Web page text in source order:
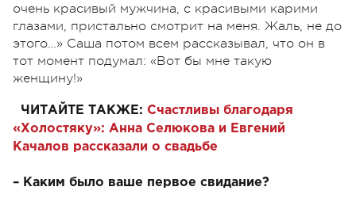
очень красивый мужчина, с красивыми карими
глазами, пристально смотрит на меня. Жаль, не до
этого…» Саша потом всем рассказывал, что он в
тот момент подумал: «Вот бы мне такую
женщину!»
ЧИТАЙТЕ ТАКЖЕ: Счастливы благодаря
«Холостяку»: Анна Селюкова и Евгений
Качалов рассказали о свадьбе
– Каким было ваше первое свидание?